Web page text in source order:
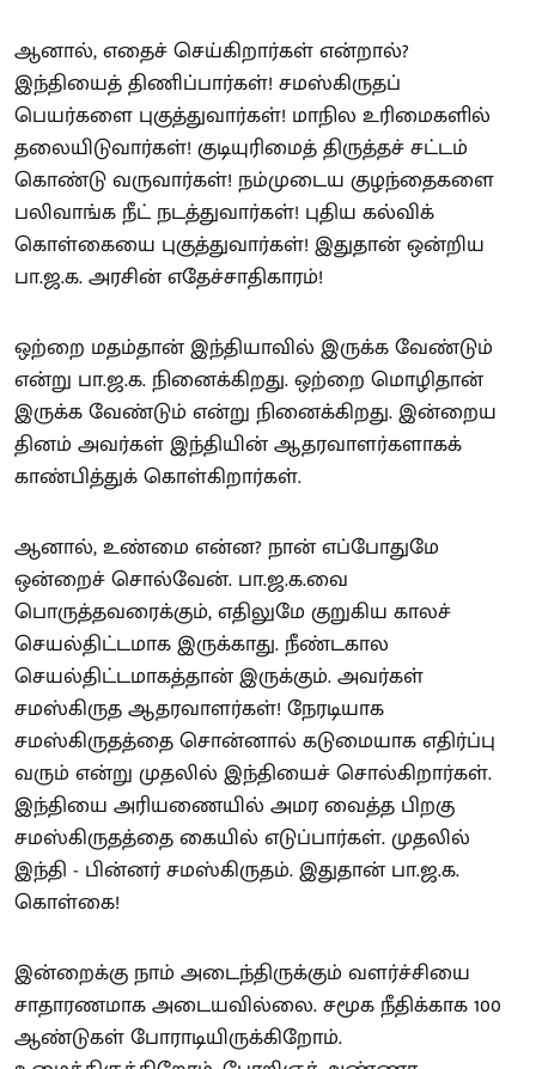
ஆனால், எதைச் செய்கிறார்கள் என்றால்?
இந்தியைத் திணிப்பார்கள்! சமஸ்கிருதப்
பெயர்களை புகுத்துவார்கள்! மாநில உரிமைகளில்
தலையிடுவார்கள்! குடியுரிமைத் திருத்தச் சட்டம்
கொண்டு வருவார்கள்! நம்முடைய குழந்தைகளை
பலிவாங்க நீட் நடத்துவார்கள்! புதிய கல்விக்
கொள்கையை புகுத்துவார்கள்! இதுதான் ஒன்றிய
பா.ஜ.க. அரசின் எதேச்சாதிகாரம்!
ஒற்றை மதம்தான் இந்தியாவில் இருக்க வேண்டும்
என்று பா.ஜ.க. நினைக்கிறது. ஒற்றை மொழிதான்
இருக்க வேண்டும் என்று நினைக்கிறது. இன்றைய
தினம் அவர்கள் இந்தியின் ஆதரவாளர்களாகக்
காண்பித்துக் கொள்கிறார்கள்.
ஆனால், உண்மை என்ன? நான் எப்போதுமே
ஒன்றைச் சொல்வேன். பா.ஜ.க.வை
பொருத்தவரைக்கும், எதிலுமே குறுகிய காலச்
செயல்திட்டமாக இருக்காது. நீண்டகால
செயல்திட்டமாகத்தான் இருக்கும். அவர்கள்
சமஸ்கிருத ஆதரவாளர்கள்! நேரடியாக
சமஸ்கிருதத்தை சொன்னால் கடுமையாக எதிர்ப்பு
வரும் என்று முதலில் இந்தியைச் சொல்கிறார்கள்.
இந்தியை அரியணையில் அமர வைத்த பிறகு
சமஸ்கிருதத்தை கையில் எடுப்பார்கள். முதலில்
இந்தி - பின்னர் சமஸ்கிருதம். இதுதான் பா.ஜ.க.
கொள்கை!
இன்றைக்கு நாம் அடைந்திருக்கும் வளர்ச்சியை
சாதாரணமாக அடையவில்லை. சமூக நீதிக்காக 100
ஆண்டுகள் போராடியிருக்கிறோம்.